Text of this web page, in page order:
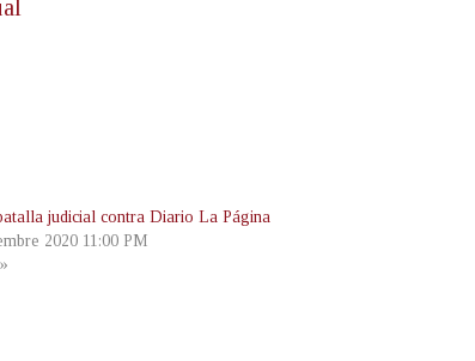
judicial contra Diario La Página
2020 11:00 PM